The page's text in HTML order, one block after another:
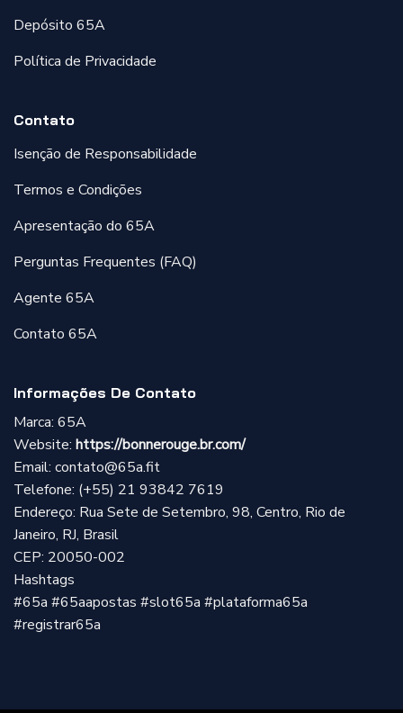
Depósito 65A
Política de Privacidade
Contato
Isenção de Responsabilidade
Termos e Condições
Apresentação do 65A
Perguntas Frequentes (FAQ)
Agente 65A
Contato 65A
Informações De Contato
Marca: 65A
Website: https://bonnerouge.br.com/
Email: contato@65a.fit
Telefone: (+55) 21 93842 7619
Endereço: Rua Sete de Setembro, 98, Centro, Rio de
Janeiro, RJ, Brasil
CEP: 20050-002
Hashtags
#65a #65aapostas #slot65a #plataforma65a
#registrar65a